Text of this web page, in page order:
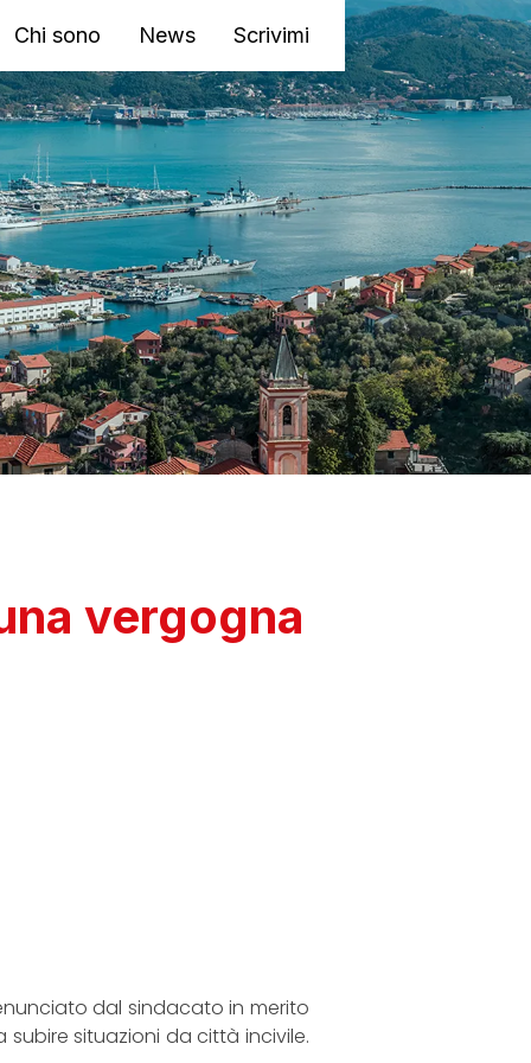
Chi sono News Scrivimi
vergogna
dal sindacato in merito
situazioni da città incivile.